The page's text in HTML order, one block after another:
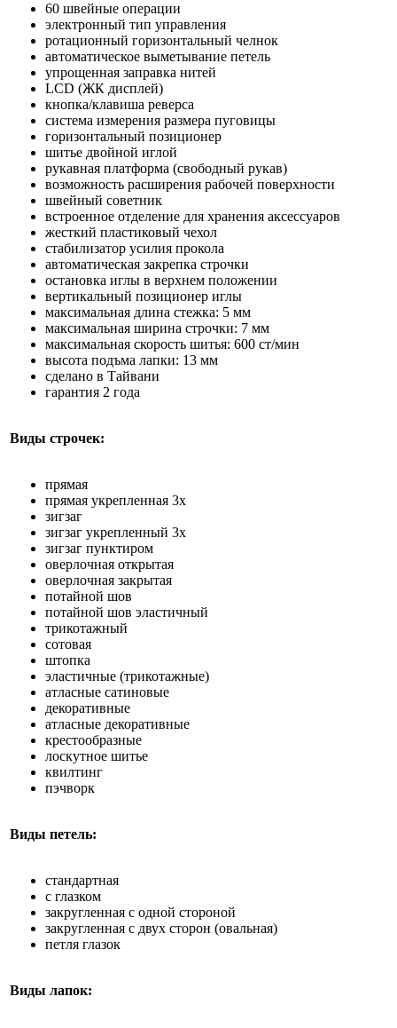
60 швейные операции
электронный тип управления
ротационный горизонтальный челнок
автоматическое выметывание петель
упрощенная заправка нитей
LCD (ЖК дисплей)
кнопка/клавиша реверса
система измерения размера пуговицы
горизонтальный позиционер
шитье двойной иглой
рукавная платформа (свободный рукав)
возможность расширения рабочей поверхности
швейный советник
встроенное отделение для хранения аксессуаров
жесткий пластиковый чехол
стабилизатор усилия прокола
автоматическая закрепка строчки
остановка иглы в верхнем положении
вертикальный позиционер иглы
максимальная длина стежка: 5 мм
максимальная ширина строчки: 7 мм
максимальная скорость шитья: 600 ст/мин
высота подъма лапки: 13 мм
сделано в Тайвани
гарантия 2 года
Виды строчек:
прямая
прямая укрепленная 3х
зигзаг
зигзаг укрепленный 3х
зигзаг пунктиром
оверлочная открытая
оверлочная закрытая
потайной шов
потайной шов эластичный
трикотажный
сотовая
штопка
эластичные (трикотажные)
атласные сатиновые
декоративные
атласные декоративные
крестообразные
лоскутное шитье
квилтинг
пэчворк
Виды петель:
стандартная
с глазком
закругленная с одной стороной
закругленная с двух сторон (овальная)
петля глазок
Виды лапок: